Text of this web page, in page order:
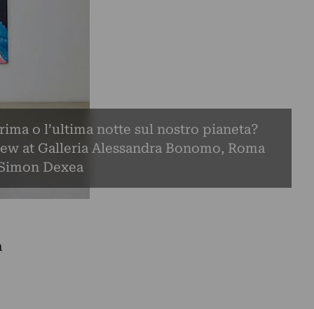
o l’ultima notte sul nostro pianeta?
at Galleria Alessandra Bonomo, Roma
Dexea